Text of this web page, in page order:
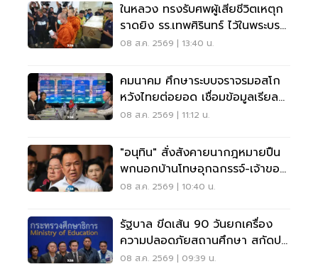
ในหลวง ทรงรับศพผู้เสียชีวิตเหตุก
ราดยิง รร.เทพศิรินทร์ ไว้ในพระบรม
ราชานุเคราะห์
08 ส.ค. 2569 | 13:40 น.
คมนาคม ศึกษาระบบจราจรมอสโก
หวังไทยต่อยอด เชื่อมข้อมูลเรียล
ไทม์ แก้รถติด
08 ส.ค. 2569 | 11:12 น.
"อนุทิน" สั่งสังคายนากฎหมายปืน
พกนอกบ้านโทษอุกฉกรรจ์-เจ้าของ
โดนหนัก
08 ส.ค. 2569 | 10:40 น.
รัฐบาล ขีดเส้น 90 วันยกเครื่อง
ความปลอดภัยสถานศึกษา สกัดปม
บูลลี่
08 ส.ค. 2569 | 09:39 น.